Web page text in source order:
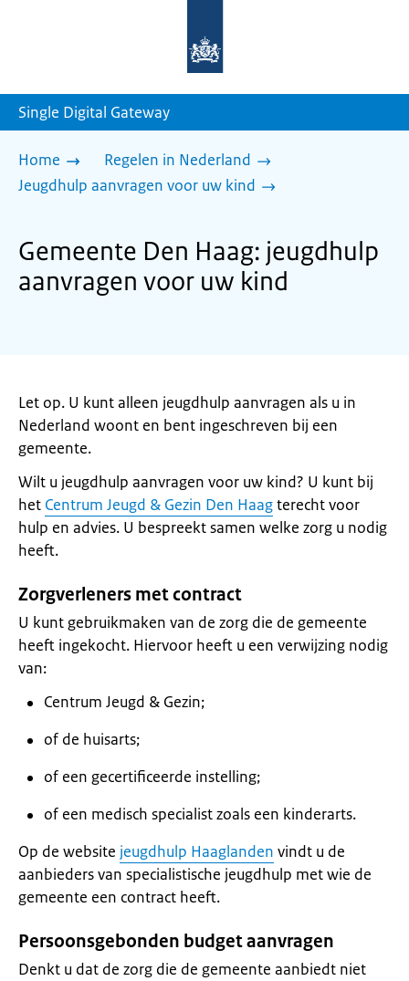
homepage
Single Digital Gateway
Home
Regelen in Nederland
Jeugdhulp aanvragen voor uw kind
Gemeente Den Haag: jeugdhulp
aanvragen voor uw kind
Let op. U kunt alleen jeugdhulp aanvragen als u in
Nederland woont en bent ingeschreven bij een
gemeente.
Wilt u jeugdhulp aanvragen voor uw kind? U kunt bij
het Centrum Jeugd & Gezin Den Haagterecht voor
hulp en advies. U bespreekt samen welke zorg u nodig
heeft.
Zorgverleners met contract
U kunt gebruikmaken van de zorg die de gemeente
heeft ingekocht. Hiervoor heeft u een verwijzing nodig
van:
Centrum Jeugd & Gezin;
of de huisarts;
of een gecertificeerde instelling;
of een medisch specialist zoals een kinderarts.
Op de website jeugdhulp Haaglanden vindt u de
aanbieders van specialistische jeugdhulp met wie de
gemeente een contract heeft.
Persoonsgebonden budget aanvragen
Denkt u dat de zorg die de gemeente aanbiedt niet